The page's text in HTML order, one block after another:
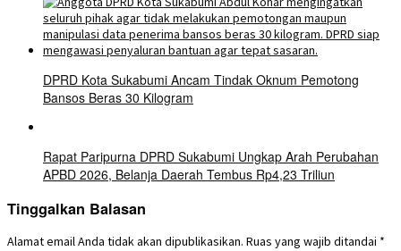
DPRD Kota Sukabumi Ancam Tindak Oknum Pemotong
Bansos Beras 30 Kilogram
Rapat Paripurna DPRD Sukabumi Ungkap Arah Perubahan
APBD 2026, Belanja Daerah Tembus Rp4,23 Triliun
Tinggalkan Balasan
Alamat email Anda tidak akan dipublikasikan. Ruas yang wajib ditandai *